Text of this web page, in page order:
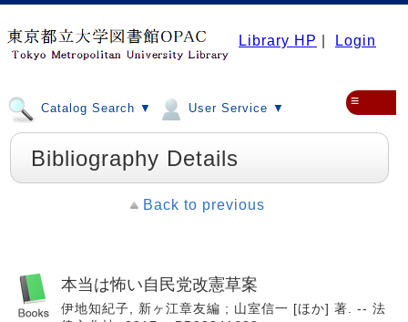
Library HP Login
Catalog Search ▼ User Service ▼ ≡
Bibliography Details
Back to previous
本当は怖い自民党改憲草案
伊地知紀子, 新ヶ江章友編 ; 山室信一 [ほか] 著. -- 法